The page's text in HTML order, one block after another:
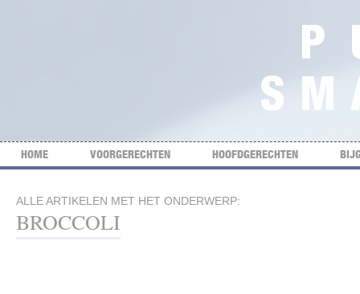
HOME VOORGERECHTEN HOOFDGERECHTEN
ALLE ARTIKELEN MET HET ONDERWERP:
BROCCOLI